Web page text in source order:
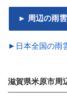
► 周辺の雨
►日本全国の雨
滋賀県米原市周